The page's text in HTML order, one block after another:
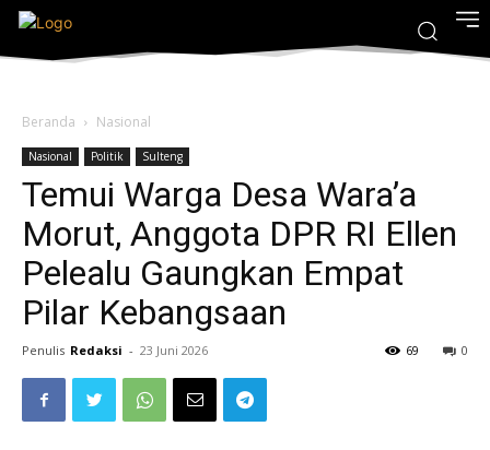
Beranda Nasional
Nasional Politik Sulteng
Temui Warga Desa Wara’a
Morut, Anggota DPR RI Ellen
Pelealu Gaungkan Empat
Pilar Kebangsaan
Penulis Redaksi - 23 Juni 2026 0
69